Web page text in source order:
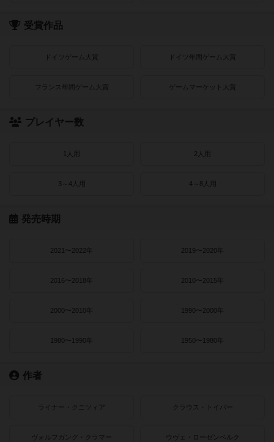
受賞作品
ドイツゲーム大賞 ドイツ年間ゲーム大賞
フランス年間ゲーム大賞 ゲームマーケット大賞
プレイヤー数
1人用 2人用
3～4人用 4～8人用
発売時期
2021〜2022年 2019〜2020年
2016〜2018年 2010〜2015年
2000〜2010年 1990〜2000年
1980〜1990年 1950〜1980年
作者
ライナー・クニツィア クラウス・トイバー
ヴォルフガング・クラマー ウヴェ・ローゼンベルク